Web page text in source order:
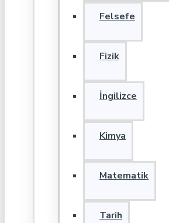
Felsefe
Fizik
İngilizce
Kimya
Matematik
Tarih